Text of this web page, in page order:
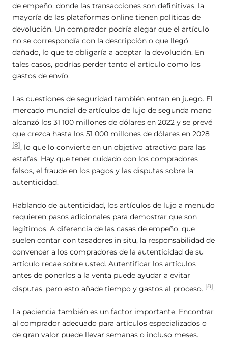
de empeño, donde las transacciones son definitivas, la
mayoría de las plataformas online tienen políticas de
devolución. Un comprador podría alegar que el artículo
no se correspondía con la descripción o que llegó
dañado, lo que te obligaría a aceptar la devolución. En
tales casos, podrías perder tanto el artículo como los
gastos de envío.
Las cuestiones de seguridad también entran en juego. El
mercado mundial de artículos de lujo de segunda mano
alcanzó los 31 100 millones de dólares en 2022 y se prevé
que crezca hasta los 51 000 millones de dólares en 2028
[8], lo que lo convierte en un objetivo atractivo para las
estafas. Hay que tener cuidado con los compradores
falsos, el fraude en los pagos y las disputas sobre la
autenticidad.
Hablando de autenticidad, los artículos de lujo a menudo
requieren pasos adicionales para demostrar que son
legítimos. A diferencia de las casas de empeño, que
suelen contar con tasadores in situ, la responsabilidad de
convencer a los compradores de la autenticidad de su
artículo recae sobre usted. Autentificar los artículos
antes de ponerlos a la venta puede ayudar a evitar
disputas, pero esto añade tiempo y gastos al proceso. [8].
La paciencia también es un factor importante. Encontrar
al comprador adecuado para artículos especializados o
de gran valor puede llevar semanas o incluso meses.